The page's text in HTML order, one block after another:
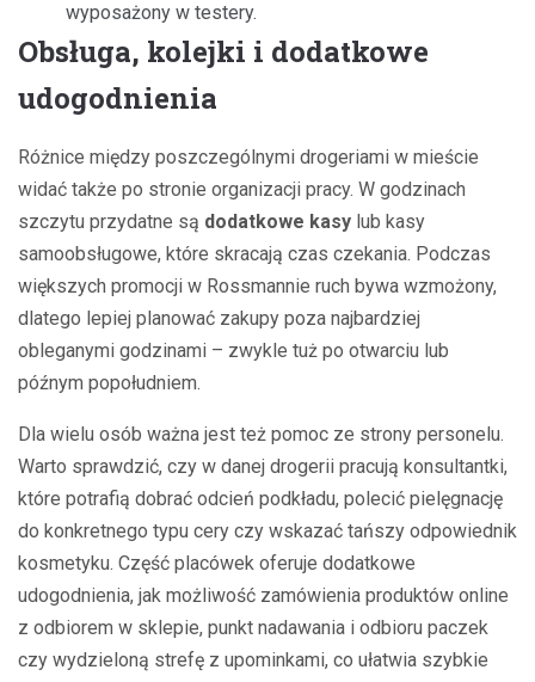
wyposażony w testery.
Obsługa, kolejki i dodatkowe
udogodnienia
Różnice między poszczególnymi drogeriami w mieście
widać także po stronie organizacji pracy. W godzinach
szczytu przydatne są dodatkowe kasy lub kasy
samoobsługowe, które skracają czas czekania. Podczas
większych promocji w Rossmannie ruch bywa wzmożony,
dlatego lepiej planować zakupy poza najbardziej
obleganymi godzinami – zwykle tuż po otwarciu lub
późnym popołudniem.
Dla wielu osób ważna jest też pomoc ze strony personelu.
Warto sprawdzić, czy w danej drogerii pracują konsultantki,
które potrafią dobrać odcień podkładu, polecić pielęgnację
do konkretnego typu cery czy wskazać tańszy odpowiednik
kosmetyku. Część placówek oferuje dodatkowe
udogodnienia, jak możliwość zamówienia produktów online
z odbiorem w sklepie, punkt nadawania i odbioru paczek
czy wydzieloną strefę z upominkami, co ułatwia szybkie